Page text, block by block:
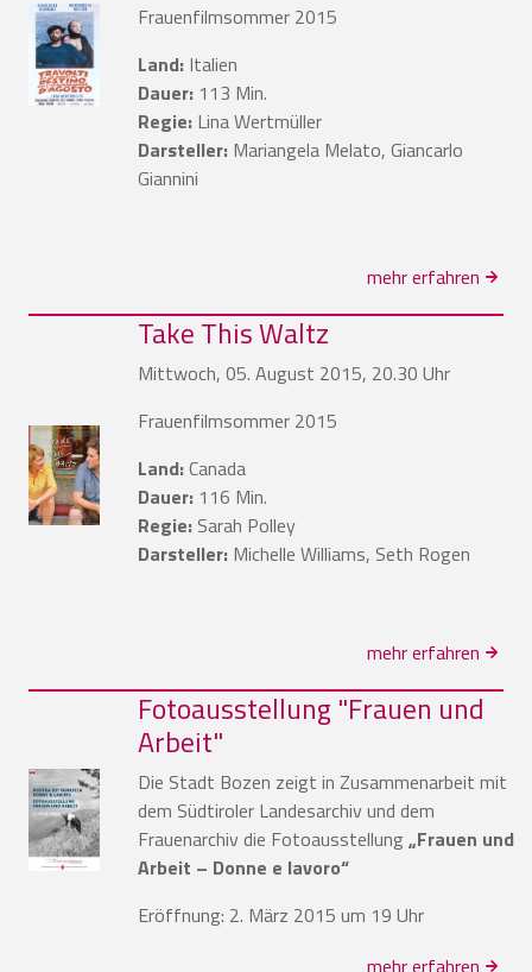
Frauenfilmsommer 2015
Land: Italien
Dauer: 113 Min.
Regie: Lina Wertmüller
Darsteller: Mariangela Melato, Giancarlo
Giannini
mehr erfahren
Take This Waltz
Mittwoch, 05. August 2015, 20.30 Uhr
Frauenfilmsommer 2015
Land:Canada
Dauer: 116 Min.
Regie: Sarah Polley
Darsteller: Michelle Williams, Seth Rogen
mehr erfahren
Fotoausstellung "Frauen und
Arbeit"
Die Stadt Bozen zeigt in Zusammenarbeit mit
dem Südtiroler Landesarchiv und dem
Frauenarchiv die Fotoausstellung „Frauen und
Arbeit – Donne e lavoro“
Eröffnung: 2. März 2015 um 19 Uhr
mehr erfahren